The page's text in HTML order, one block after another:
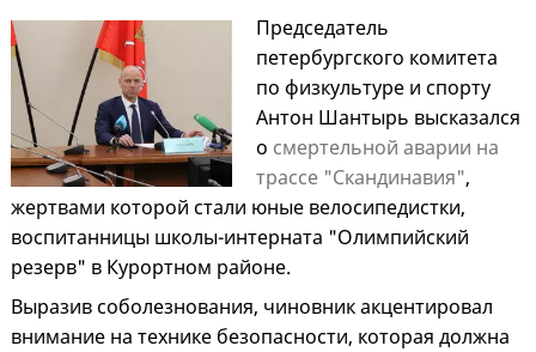
Председатель
петербургского комитета
по физкультуре и спорту
Антон Шантырь высказался
о смертельной аварии на
трассе "Скандинавия",
жертвами которой стали юные велосипедистки,
воспитанницы школы-интерната "Олимпийский
резерв" в Курортном районе.
Выразив соболезнования, чиновник акцентировал
внимание на технике безопасности, которая должна